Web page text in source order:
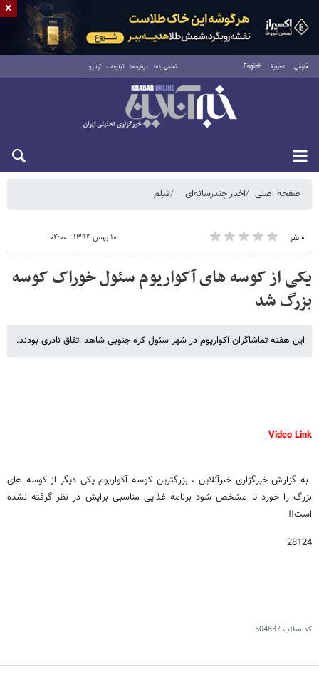
فارسی العربية English تماس با ما درباره ما تبلیغات آرشیو
پنجشنبه ۱۵ مرداد ۱۴۰۵
صفحه اصلی اخبار چندرسانه‌ای فیلم
۰ نفر ۱۰ بهمن ۱۳۹۴ - ۰۴:۰۰
یکی از کوسه های آکواریوم سئول خوراک کوسه
بزرگ شد
این هفته تماشاگران آکواریوم در شهر سئول کره جنوبی شاهد اتفاق نادری بودند.
Video Link
به گزارش خبرگزاری خبرآنلاین ، بزرگترین کوسه آکواریوم یکی دیگر از کوسه های
بزرگ را خورد تا مشخص شود برنامه غذایی مناسبی برایش در نظر گرفته نشده
است!!
28124
کد مطلب504837
×